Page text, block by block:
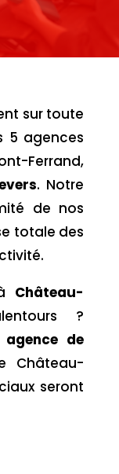
sur toute
5 agences
Ferrand,
. Notre
de nos
totale des
Château-
?
agence de
Château-
seront